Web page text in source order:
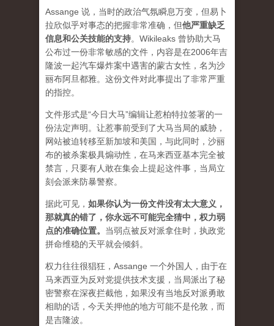
Assange 说，当时的政治气氛瞬息万变，但易卜
拉欣似乎对事态的把握非常准确，但他严重缺乏
信息和公关技能的支持。Wikileaks 曾协助大马
公布过一份非常敏感的文件，内容是在2006年吉
隆波一起汽车爆炸案中遇害的蒙古女性，名为沙
丽布阿旦都雅。这份文件对此事提出了非常严重
的指控。
文件形式是“今日大马”编辑让惹柏特拉签署的一
份法定声明。让惹事前受到了大马当局的威胁，
网站被迫转移至新加坡和美国，与此同时，沙丽
布的被杀案极具煽动性，在马来西亚基本完全被
禁言，只要有人敢在集会上提起这件事，当局立
刻会派来防暴警察。
据此可见， 如果你认为一份文件没有太大意义，
那就真的错了，你永远不可能完全猜中，权力弱
点的准确位置。 当弱点被反对派拿住时，执政党
拼命维稳的天平就会倾斜。
权力往往很猖狂，Assange 一个外国人，由于在
马来西亚为反对党提供技术支援，当局派出了秘
密警察在深夜拦截他，如果没有当地反对派勇敢
相助的话，今天关押他的地方可能不是伦敦，而
是吉隆波。